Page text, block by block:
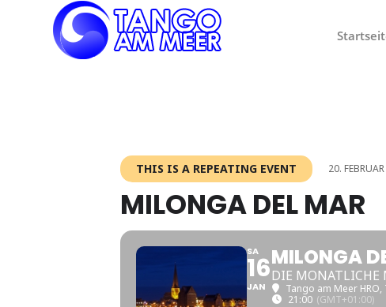
THIS IS A REPEATING EVENT 20.
MILONGA DEL MAR
SA
16
JAN
MILONGA
DIE MONATLICHE
Tango am Meer HRO,
21:00 (GMT+01:00)